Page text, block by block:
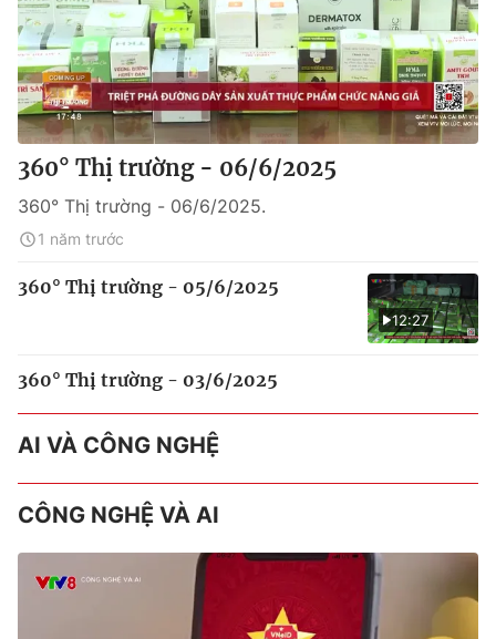
360° Thị trường - 06/6/2025
360° Thị trường - 06/6/2025.
1 năm trước
12:27
360° Thị trường - 05/6/2025
360° Thị trường - 03/6/2025
AI VÀ CÔNG NGHỆ
CÔNG NGHỆ VÀ AI